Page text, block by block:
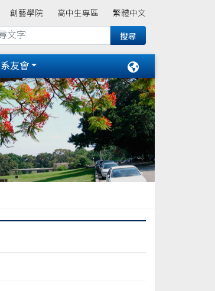
創藝學院 高中生專區 繁體中文
系友會